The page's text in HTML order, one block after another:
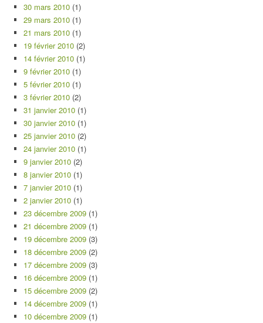
30 mars 2010 (1)
29 mars 2010 (1)
21 mars 2010 (1)
19 février 2010 (2)
14 février 2010 (1)
9 février 2010 (1)
5 février 2010 (1)
3 février 2010 (2)
31 janvier 2010 (1)
30 janvier 2010 (1)
25 janvier 2010 (2)
24 janvier 2010 (1)
9 janvier 2010 (2)
8 janvier 2010 (1)
7 janvier 2010 (1)
2 janvier 2010 (1)
23 décembre 2009 (1)
21 décembre 2009 (1)
19 décembre 2009 (3)
18 décembre 2009 (2)
17 décembre 2009 (3)
16 décembre 2009 (1)
15 décembre 2009 (2)
14 décembre 2009 (1)
10 décembre 2009 (1)